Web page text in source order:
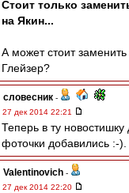
Стоит только
на Якин...
А может стоит
Глейзер?
словесник -
27 дек 2014 22:21
Теперь в ту
фоточки добавились :-).
Valentinovich -
27 дек 2014 22:20